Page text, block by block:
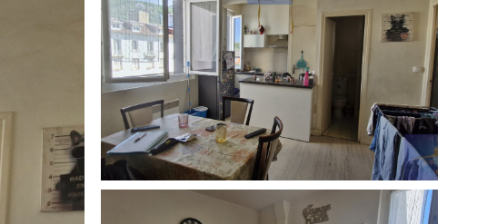
réinitialiser les
filtres